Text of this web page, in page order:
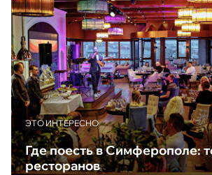
ЭТО ИНТЕРЕСНО
Где поесть в Симферополе:
ресторанов